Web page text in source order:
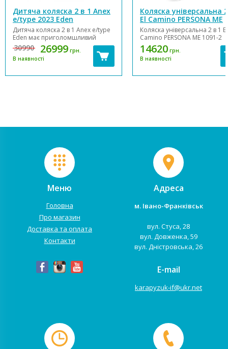
Дитяча коляска 2 в 1 Anex
e/type 2023 Eden
Дитяча коляска 2 в 1 Anex e/type
Eden має приголомшливий
новий дизайн, який привертає
увагу, куди б ви не пішли.
Екошкіра прикрашена чарівною
вишивкою із зображенням квітів,
бджіл та птахів, що уособлюють
30990 26999 грн.
В наявності
Коляска універсальна
El Camino PERSONA ME
1091-2 Cocoa Brown
Коляска універсальна 2 в 1 El
Camino PERSONA ME 1091-2
Cocoa Brown - легкий
універсальний візок 2 в 1 для
дітей від народження до 4
(вага до 22 кг). Модель
включає простору люльку з
14620 грн.
В наявності
Меню
Головна
Про магазин
Доставка та оплата
Контакти
Адреса
м. Івано-Франківськ
вул. Стуса, 28
вул. Довженка, 59
вул. Дністровська, 26
E-mail
karapyzuk-if@ukr.net